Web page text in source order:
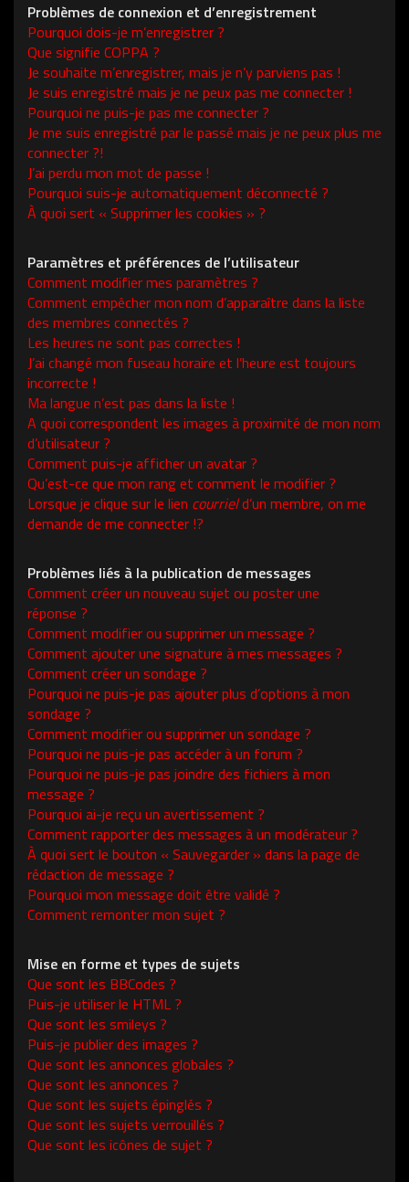
Problèmes de connexion et d’enregistrement
Pourquoi dois-je m’enregistrer ?
Que signifie COPPA ?
Je souhaite m’enregistrer, mais je n’y parviens pas !
Je suis enregistré mais je ne peux pas me connecter !
Pourquoi ne puis-je pas me connecter ?
Je me suis enregistré par le passé mais je ne peux plus me
connecter ?!
J’ai perdu mon mot de passe !
Pourquoi suis-je automatiquement déconnecté ?
À quoi sert « Supprimer les cookies » ?
Paramètres et préférences de l’utilisateur
Comment modifier mes paramètres ?
Comment empêcher mon nom d’apparaître dans la liste
des membres connectés ?
Les heures ne sont pas correctes !
J’ai changé mon fuseau horaire et l’heure est toujours
incorrecte !
Ma langue n’est pas dans la liste !
A quoi correspondent les images à proximité de mon nom
d’utilisateur ?
Comment puis-je afficher un avatar ?
Qu’est-ce que mon rang et comment le modifier ?
Lorsque je clique sur le lien courrield’un membre, on me
demande de me connecter !?
Problèmes liés à la publication de messages
Comment créer un nouveau sujet ou poster une
réponse ?
Comment modifier ou supprimer un message ?
Comment ajouter une signature à mes messages ?
Comment créer un sondage ?
Pourquoi ne puis-je pas ajouter plus d’options à mon
sondage ?
Comment modifier ou supprimer un sondage ?
Pourquoi ne puis-je pas accéder à un forum ?
Pourquoi ne puis-je pas joindre des fichiers à mon
message ?
Pourquoi ai-je reçu un avertissement ?
Comment rapporter des messages à un modérateur ?
À quoi sert le bouton « Sauvegarder » dans la page de
rédaction de message ?
Pourquoi mon message doit être validé ?
Comment remonter mon sujet ?
Mise en forme et types de sujets
Que sont les BBCodes ?
Puis-je utiliser le HTML ?
Que sont les smileys ?
Puis-je publier des images ?
Que sont les annonces globales ?
Que sont les annonces ?
Que sont les sujets épinglés ?
Que sont les sujets verrouillés ?
Que sont les icônes de sujet ?